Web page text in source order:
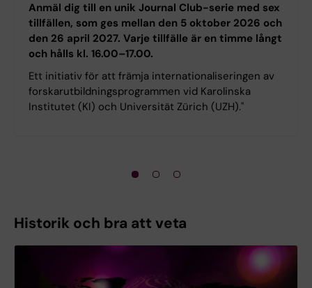
Anmäl dig till en unik Journal Club-serie med sex
tillfällen, som ges mellan den 5 oktober 2026 och
den 26 april 2027. Varje tillfälle är en timme långt
och hålls kl. 16.00–17.00.
Ett initiativ för att främja internationaliseringen av
forskarutbildningsprogrammen vid Karolinska
Institutet (KI) och Universität Zürich (UZH)."
Historik och bra att veta